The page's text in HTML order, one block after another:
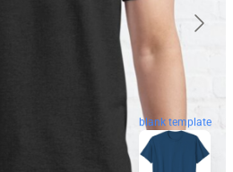
blank template